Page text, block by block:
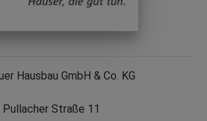
Hausbau GmbH & Co. KG
Pullacher Straße 11